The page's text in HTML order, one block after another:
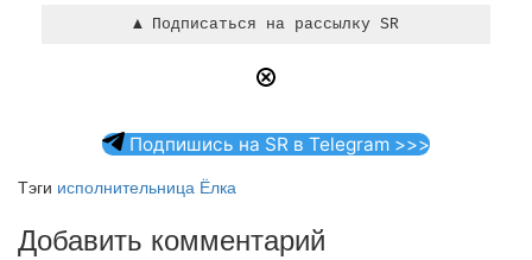
Подпишись на SR в Telegram >>>
Тэги исполнительница Ёлка
Добавить комментарий